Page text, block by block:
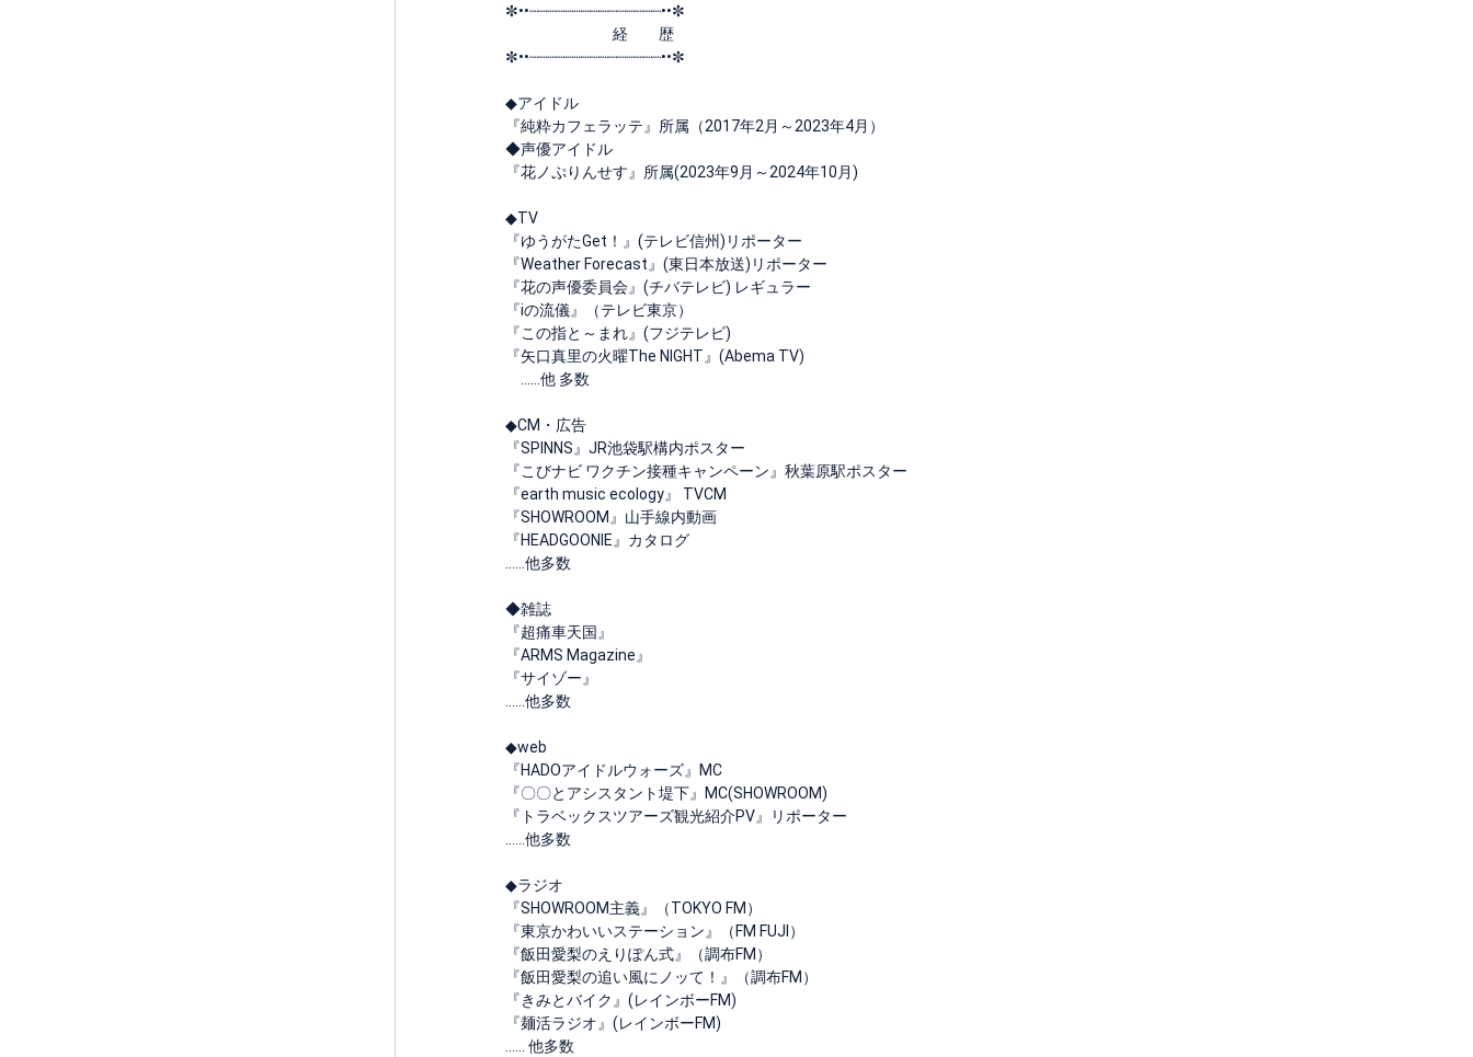
✼••┈┈┈┈┈┈┈┈┈┈┈┈┈┈┈••✼
経 歴
✼••┈┈┈┈┈┈┈┈┈┈┈┈┈┈┈••✼
◆アイドル
『純粋カフェラッテ』所属（2017年2月～2023年4月）
◆声優アイドル
『花ノぷりんせす』所属(2023年9月～2024年10月)
◆TV
『ゆうがたGet！』(テレビ信州)リポーター
『Weather Forecast』(東日本放送)リポーター
『花の声優委員会』(チバテレビ) レギュラー
『iの流儀』（テレビ東京）
『この指と～まれ』(フジテレビ)
『矢口真里の火曜The NIGHT』(Abema TV)
……他 多数
◆CM・広告
『SPINNS』JR池袋駅構内ポスター
『こびナビ ワクチン接種キャンペーン』秋葉原駅ポスター
『earth music ecology』 TVCM
『SHOWROOM』山手線内動画
『HEADGOONIE』カタログ
……他多数
◆雑誌
『超痛車天国』
『ARMS Magazine』
『サイゾー』
……他多数
◆web
『HADOアイドルウォーズ』MC
『〇〇とアシスタント堤下』MC(SHOWROOM)
『トラベックスツアーズ観光紹介PV』リポーター
……他多数
◆ラジオ
『SHOWROOM主義』（TOKYO FM）
『東京かわいいステーション』（FM FUJI）
『飯田愛梨のえりぽん式』（調布FM）
『飯田愛梨の追い風にノッて！』（調布FM）
『きみとバイク』(レインボーFM)
『麺活ラジオ』(レインボーFM)
…… 他多数